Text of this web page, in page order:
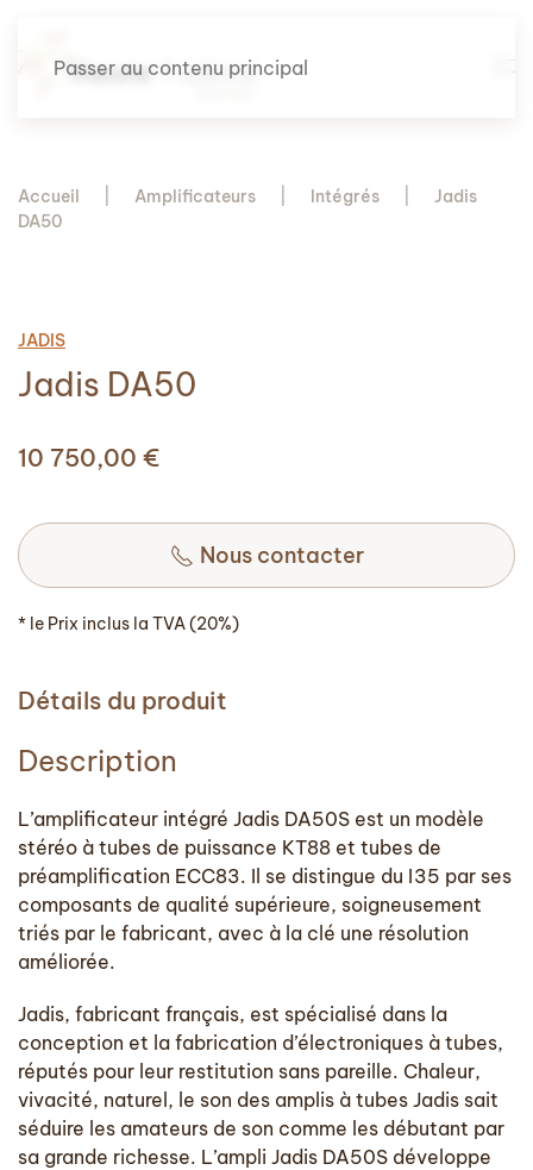
Passer au contenu principal
Accueil Amplificateurs Intégrés
Jadis
DA50
JADIS
Jadis DA50
10 750,00 €
Nous contacter
* le Prix inclus la TVA (20%)
Détails du produit
Description
L’amplificateur intégré Jadis DA50S est un modèle
stéréo à tubes de puissance KT88 et tubes de
préamplification ECC83. Il se distingue du I35 par ses
composants de qualité supérieure, soigneusement
triés par le fabricant, avec à la clé une résolution
améliorée.
Jadis, fabricant français, est spécialisé dans la
conception et la fabrication d’électroniques à tubes,
réputés pour leur restitution sans pareille. Chaleur,
vivacité, naturel, le son des amplis à tubes Jadis sait
séduire les amateurs de son comme les débutant par
sa grande richesse. L’ampli Jadis DA50S développe